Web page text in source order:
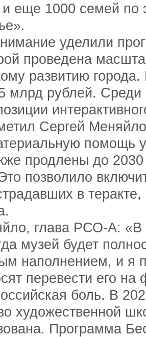
и еще 1000 семей по
уделили
проведена
развитию
млрд рублей. Среди
Сергей
помощь
продлены до 2030
позволило
в
глава РСО-А: «В
музей будет
наполнением, и я
перевести его
боль. В
художественной
Программа